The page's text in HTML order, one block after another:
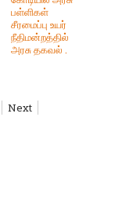
பள்ளிகள்
சீரமைப்பு உயர்
நீதிமன்றத்தில்
அரசு தகவல் .
Next